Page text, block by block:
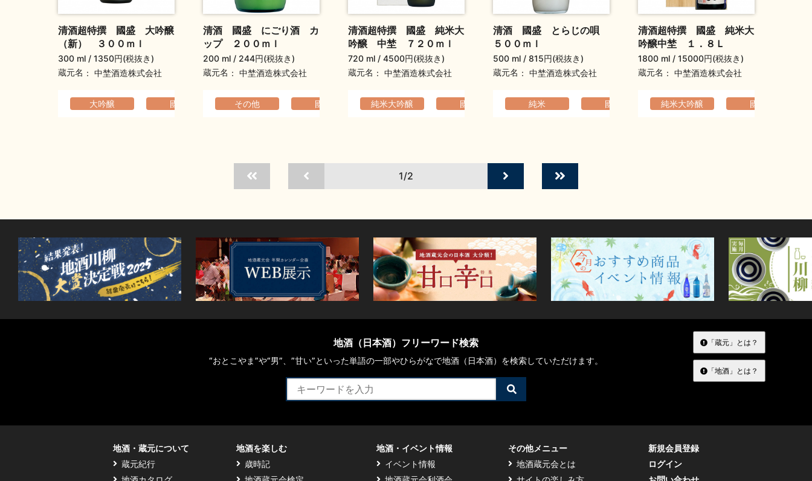
清酒超特撰 國盛 大吟醸
（新） ３００ｍｌ
300 ml
1350円(税抜き)
蔵元名
中埜酒造株式会社
大吟醸 國盛 香りの高い フルーティ
清酒 國盛 にごり酒 カ
ップ ２００ｍｌ
200 ml
244円(税抜き)
蔵元名
中埜酒造株式会社
その他 國盛 コクのある ふくよか
清酒超特撰 國盛 純米大
吟醸 中埜 ７２０ｍｌ
720 ml
4500円(税抜き)
蔵元名
中埜酒造株式会社
純米大吟醸 國盛 香りの高い フルーティ 父の日ギフト 母の日ギフト
清酒 國盛 とらじの唄
５００ｍｌ
500 ml
815円(税抜き)
蔵元名
中埜酒造株式会社
純米 國盛 コクのある 爽やか
清酒超特撰 國盛 純米大
吟醸中埜 １．８Ｌ
1800 ml
15000円(税抜き)
蔵元名
中埜酒造株式会社
純米大吟醸 國盛
1/2
地酒（日本酒）フリーワード検索
“おとこやま”や“男”、”甘い”といった単語の一部やひらがなで地酒（日本酒）を検索していただけます。
検
索
「蔵元」とは？
「地酒」とは？
地酒・蔵元について
蔵元紀行
地酒を楽しむ
歳時記
地酒・イベント情報
イベント情報
その他メニュー
地酒蔵元会とは
新規会員登録
ログイン